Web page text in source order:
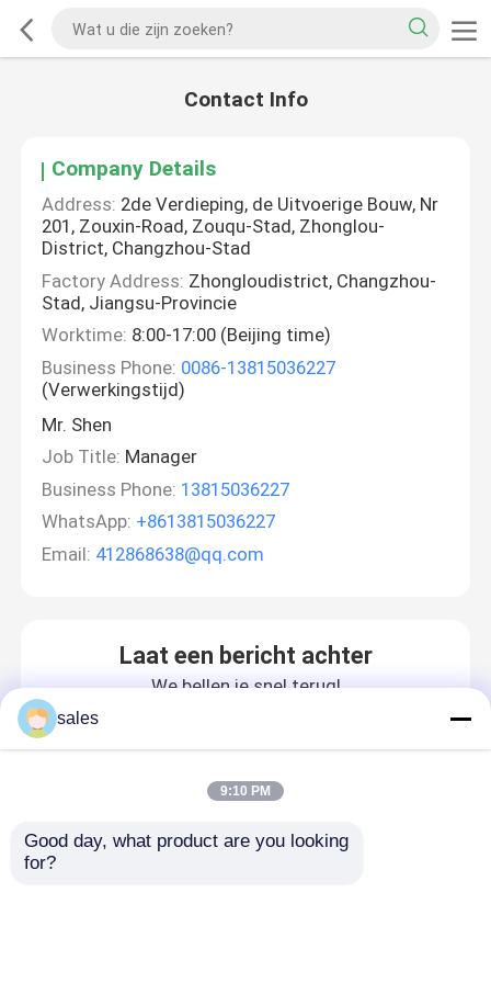
Contact Info
Company Details
Address: 2de Verdieping, de Uitvoerige Bouw, Nr
201, Zouxin-Road, Zouqu-Stad, Zhonglou-
District, Changzhou-Stad
Factory Address: Zhongloudistrict, Changzhou-
Stad, Jiangsu-Provincie
Worktime: 8:00-17:00 (Beijing time)
Business Phone: 0086-13815036227
(Verwerkingstijd)
Mr. Shen
Job Title: Manager
Business Phone: 13815036227
WhatsApp: +8613815036227
Email: 412868638@qq.com
Laat een bericht achter
We bellen je snel terug!
sales
9:10 PM
Good day, what product are you looking
for?